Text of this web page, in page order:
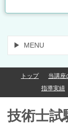
MENU
トップ 当講座
指導実績
技術士試